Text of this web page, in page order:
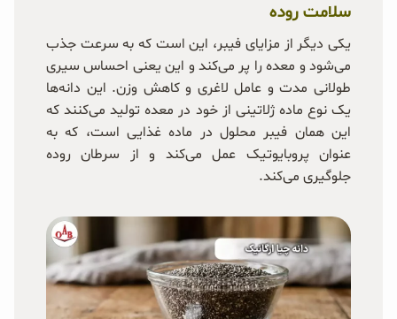
سلامت روده
یکی دیگر از مزایای فیبر، این است که به سرعت جذب
می‌شود و معده را پر می‌کند و این یعنی احساس سیری
طولانی مدت و عامل لاغری و کاهش وزن. این دانه‌ها
یک نوع ماده ژلاتینی از خود در معده تولید می‌کنند که
این همان فیبر محلول در ماده غذایی است، که به
عنوان پروبایوتیک عمل می‌کند و از سرطان روده
جلوگیری می‌کند.